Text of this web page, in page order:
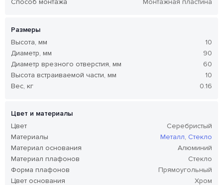
Способ монтажа Монтажная пластина
Размеры
Высота, мм
10
Диаметр, мм
90
Диаметр врезного отверстия, мм
60
Высота встраиваемой части, мм
10
Вес, кг
0.16
Цвет и материалы
Цвет
Серебристый
Материалы
Металл, Стекло
Материал основания
Алюминий
Материал плафонов
Стекло
Форма плафонов
Прямоугольный
Цвет основания
Хром